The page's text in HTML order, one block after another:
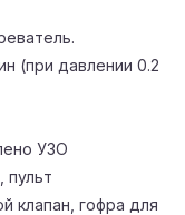
(при давлении 0.2
УЗО
пульт
клапан, гофра для